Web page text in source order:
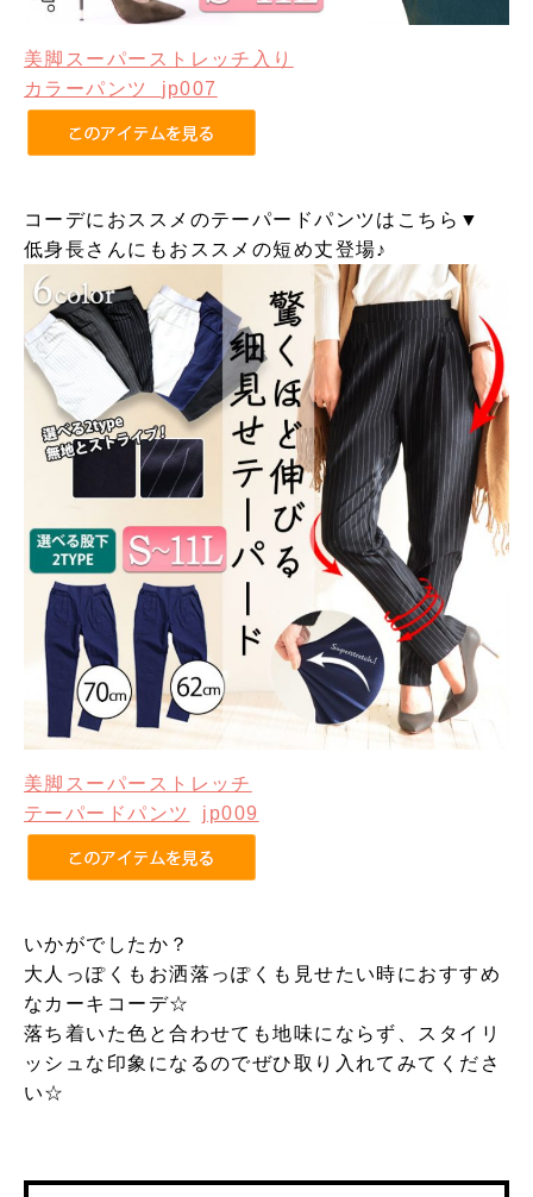
美脚スーパーストレッチ入り
カラーパンツ jp007
コーデにおススメのテーパードパンツはこちら▼
低身長さんにもおススメの短め丈登場♪
美脚スーパーストレッチ
テーパードパンツ
jp009
いかがでしたか？
大人っぽくもお洒落っぽくも見せたい時におすすめ
なカーキコーデ☆
落ち着いた色と合わせても地味にならず、スタイリ
ッシュな印象になるのでぜひ取り入れてみてくださ
い☆